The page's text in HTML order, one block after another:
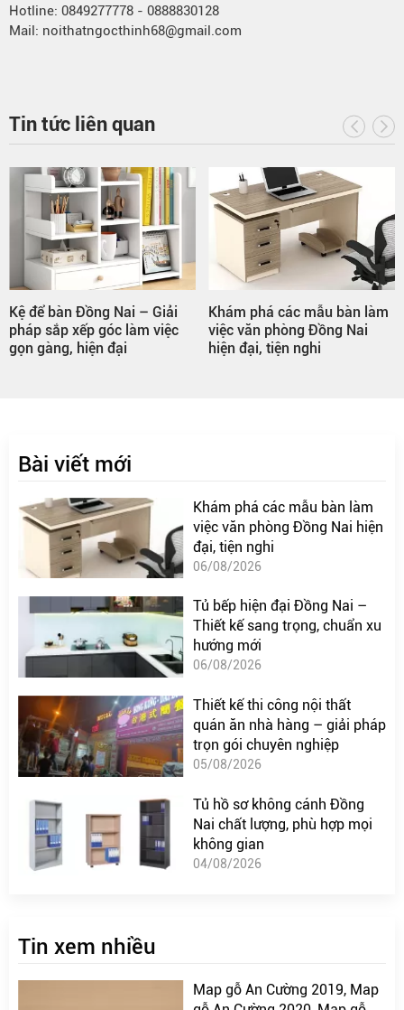
Hotline: 0849277778 - 0888830128
Mail: noithatngocthinh68@gmail.com
Tin tức liên quan
Kệ để bàn Đồng Nai – Giải
pháp sắp xếp góc làm việc
gọn gàng, hiện đại
Khám phá các mẫu bàn làm
việc văn phòng Đồng Nai
hiện đại, tiện nghi
Bài viết mới
Khám phá các mẫu bàn làm
việc văn phòng Đồng Nai hiện
đại, tiện nghi
06/08/2026
Tủ bếp hiện đại Đồng Nai –
Thiết kế sang trọng, chuẩn xu
hướng mới
06/08/2026
Thiết kế thi công nội thất
quán ăn nhà hàng – giải pháp
trọn gói chuyên nghiệp
05/08/2026
Tủ hồ sơ không cánh Đồng
Nai chất lượng, phù hợp mọi
không gian
04/08/2026
Tin xem nhiều
Map gỗ An Cường 2019, Map